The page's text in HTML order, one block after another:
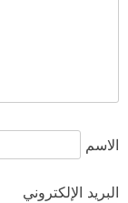
الاسم
البريد الإلكتروني